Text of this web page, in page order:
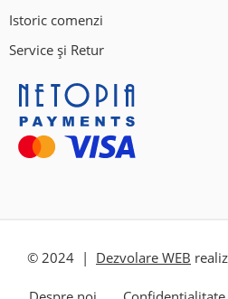
Istoric comenzi
Service și Retur
© 2024 | Dezvolare WEB